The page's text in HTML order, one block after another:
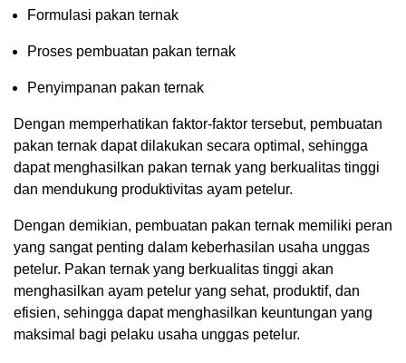
Formulasi pakan ternak
Proses pembuatan pakan ternak
Penyimpanan pakan ternak
Dengan memperhatikan faktor-faktor tersebut, pembuatan
pakan ternak dapat dilakukan secara optimal, sehingga
dapat menghasilkan pakan ternak yang berkualitas tinggi
dan mendukung produktivitas ayam petelur.
Dengan demikian, pembuatan pakan ternak memiliki peran
yang sangat penting dalam keberhasilan usaha unggas
petelur. Pakan ternak yang berkualitas tinggi akan
menghasilkan ayam petelur yang sehat, produktif, dan
efisien, sehingga dapat menghasilkan keuntungan yang
maksimal bagi pelaku usaha unggas petelur.